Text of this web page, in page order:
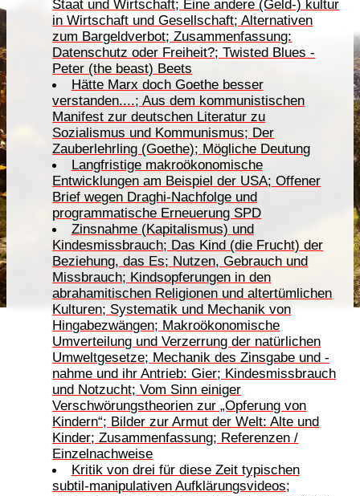
Staat und Wirtschaft; Eine andere (Geld-) kultur
in Wirtschaft und Gesellschaft; Alternativen
zum Bargeldverbot; Zusammenfassung:
Datenschutz oder Freiheit?; Twisted Blues -
Peter (the beast) Beets
Hätte Marx doch Goethe besser
verstanden....; Aus dem kommunistischen
Manifest zur deutschen Literatur zu
Sozialismus und Kommunismus; Der
Zauberlehrling (Goethe); Mögliche Deutung
Langfristige makroökonomische
Entwicklungen am Beispiel der USA; Offener
Brief wegen Draghi-Nachfolge und
programmatische Erneuerung SPD
Zinsnahme (Kapitalismus) und
Kindesmissbrauch; Das Kind (die Frucht) der
Beziehung, das Es; Nutzen, Gebrauch und
Missbrauch; Kindsopferungen in den
abrahamitischen Religionen und altertümlichen
Kulturen; Systematik und Mechanik von
Hingabezwängen; Makroökonomische
Umverteilung und Verzerrung der natürlichen
Umweltgesetze; Mechanik des Zinsgabe und -
nahme und ihr Antrieb: Gier; Kindesmissbrauch
und Notzucht; Vom Sinn einiger
Verschwörungstheorien zur „Opferung von
Kindern“; Bilder zur Armut der Welt: Alte und
Kinder; Zusammenfassung; Referenzen /
Einzelnachweise
Kritik von drei für diese Zeit typischen
subtil-manipulativen Aufklärungsvideos;